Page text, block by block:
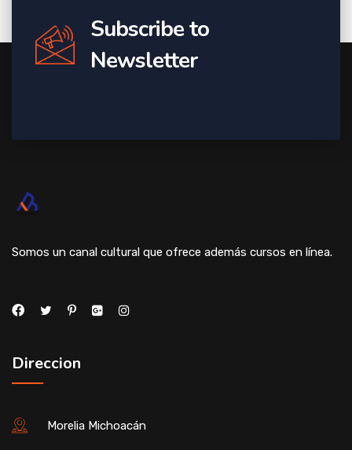
Subscribe to
Newsletter
Somos un canal cultural que ofrece además cursos en línea.
Direccion
Morelia Michoacán